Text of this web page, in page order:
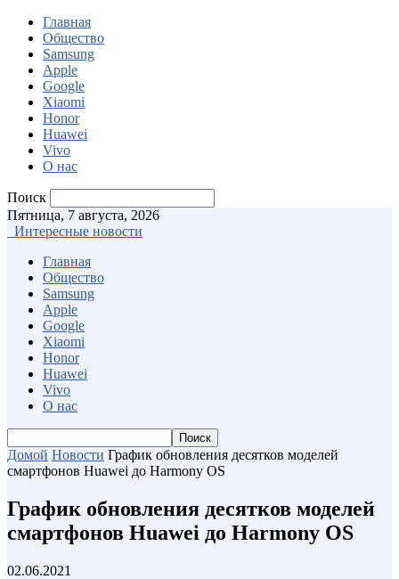
Главная
Общество
Samsung
Apple
Google
Xiaomi
Honor
Huawei
Vivo
О нас
Поиск
Пятница, 7 августа, 2026
Интересные новости
Главная
Общество
Samsung
Apple
Google
Xiaomi
Honor
Huawei
Vivo
О нас
Домой Новости График обновления десятков моделей
смартфонов Huawei до Harmony OS
График обновления десятков моделей
смартфонов Huawei до Harmony OS
02.06.2021